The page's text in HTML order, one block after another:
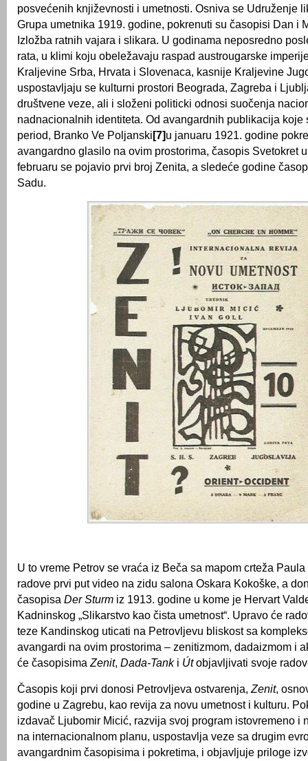
posvećenih književnosti i umetnosti. Osniva se Udruženje
Grupa umetnika 1919. godine, pokrenuti su časopisi Dan i
Izložba ratnih vajara i slikara. U godinama neposredno
rata, u klimi koju obeležavaju raspad austrougarske
Kraljevine Srba, Hrvata i Slovenaca, kasnije Kraljevine
uspostavljaju se kulturni prostori Beograda, Zagreba i
društvene veze, ali i složeni politicki odnosi suočenja
nadnacionalnih identiteta. Od avangardnih publikacija koje
period, Branko Ve Poljanski[7]u januaru 1921. godine
avangardno glasilo na ovim prostorima, časopis Svetokret
februaru se pojavio prvi broj Zenita, a sledeće godine
Sadu.
U to vreme Petrov se vraća iz Beča sa mapom crteža
radove prvi put video na zidu salona Oskara Kokoške, a
časopisa Der Sturm iz 1913. godine u kome je Hervart
Kadninskog „Slikarstvo kao čista umetnost“. Upravo će
teze Kandinskog uticati na Petrovljevu bliskost sa
avangardi na ovim prostorima – zenitizmom, dadaizmom i
će časopisima Zenit, Dada-Tanki Útobjavljivati svoje
Časopis koji prvi donosi Petrovljeva ostvarenja, Zenit,
godine u Zagrebu, kao revija za novu umetnost i kulturu.
izdavač Ljubomir Micić, razvija svoj program istovremeno i
na internacionalnom planu, uspostavlja veze sa drugim
avangardnim časopisima i pokretima, i objavljuje priloge